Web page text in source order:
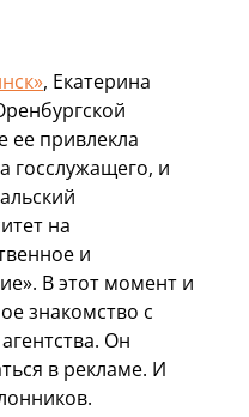
, Екатерина
ее привлекла
госслужащего, и
на
и
В этот момент и
знакомство с
Он
в рекламе. И